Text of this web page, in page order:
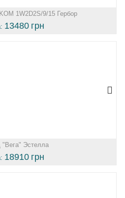
1W2D2S/9/15 Гербор
13480 грн
"Вега" Эстелла
18910 грн